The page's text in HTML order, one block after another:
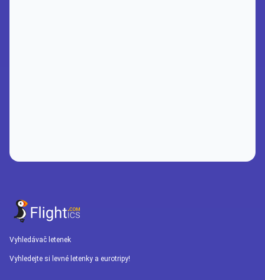
Vyhledávač letenek
Vyhledejte si levné letenky a eurotripy!